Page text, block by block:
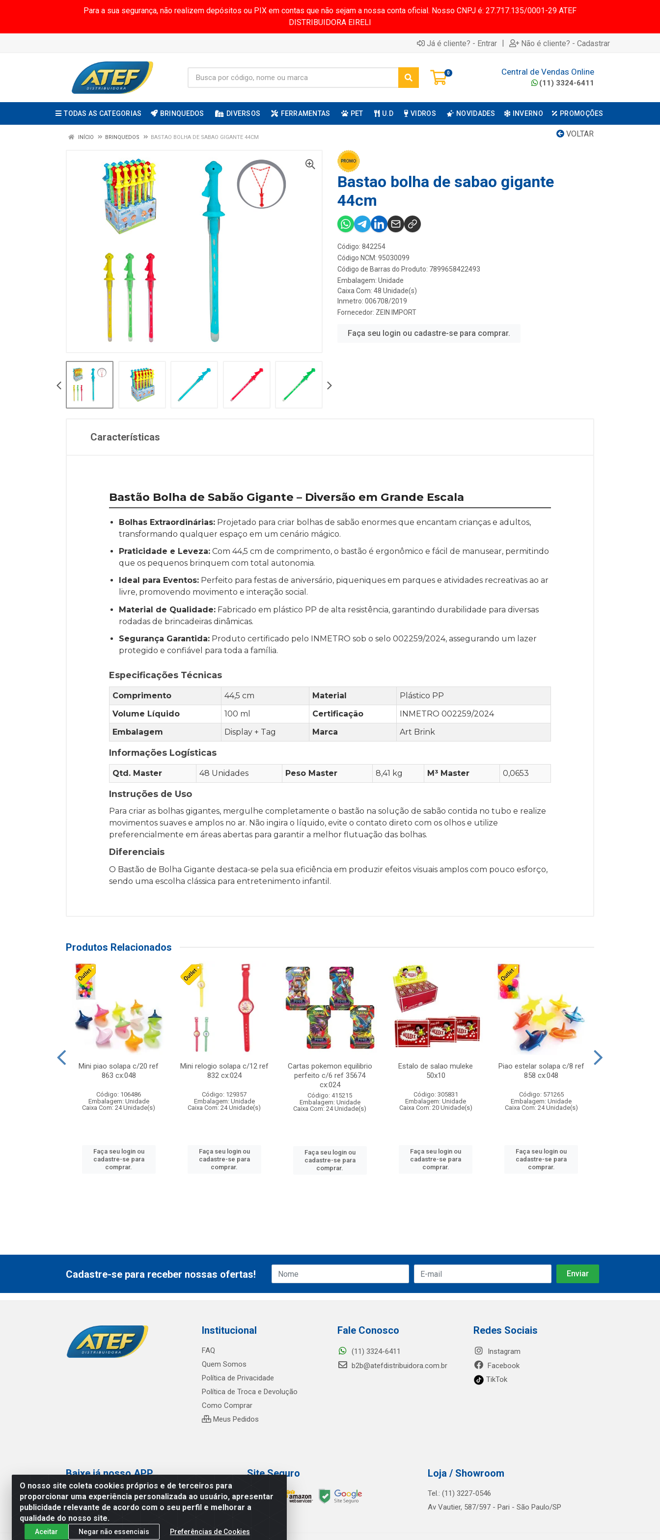
Para a sua segurança, não realizem depósitos ou PIX em contas que não sejam a nossa conta oficial. Nosso CNPJ é: 27.717.135/0001-29 ATEF
DISTRIBUIDORA EIRELI
Já é cliente? - Entrar | Não é cliente? - Cadastrar
0 Central de Vendas Online
(11) 3324-6411
TODAS AS CATEGORIAS BRINQUEDOS DIVERSOS FERRAMENTAS PET U.D VIDROS NOVIDADES INVERNO PROMOÇÕES
VOLTAR
INÍCIO BRINQUEDOS BASTAO BOLHA DE SABAO GIGANTE 44CM
Bastao bolha de sabao gigante
44cm
Código: 842254
Código NCM: 95030099
Código de Barras do Produto: 7899658422493
Embalagem: Unidade
Caixa Com: 48 Unidade(s)
Inmetro: 006708/2019
Fornecedor: ZEIN IMPORT
Faça seu login ou cadastre-se para comprar.
Características
Bastão Bolha de Sabão Gigante – Diversão em Grande Escala
Bolhas Extraordinárias: Projetado para criar bolhas de sabão enormes que encantam crianças e adultos,
transformando qualquer espaço em um cenário mágico.
Praticidade e Leveza: Com 44,5 cm de comprimento, o bastão é ergonômico e fácil de manusear, permitindo
que os pequenos brinquem com total autonomia.
Ideal para Eventos: Perfeito para festas de aniversário, piqueniques em parques e atividades recreativas ao ar
livre, promovendo movimento e interação social.
Material de Qualidade: Fabricado em plástico PP de alta resistência, garantindo durabilidade para diversas
rodadas de brincadeiras dinâmicas.
Segurança Garantida: Produto certificado pelo INMETRO sob o selo 002259/2024, assegurando um lazer
protegido e confiável para toda a família.
Especificações Técnicas
Comprimento 44,5 cm Material
Plástico PP
Volume Líquido
100 ml Certificação
INMETRO 002259/2024
Embalagem
Display + Tag Marca Art Brink
Informações Logísticas
Qtd. Master 48 Unidades Peso Master 8,41 kg M³ Master 0,0653
Instruções de Uso
Para criar as bolhas gigantes, mergulhe completamente o bastão na solução de sabão contida no tubo e realize
movimentos suaves e amplos no ar. Não ingira o líquido, evite o contato direto com os olhos e utilize
preferencialmente em áreas abertas para garantir a melhor flutuação das bolhas.
Diferenciais
O Bastão de Bolha Gigante destaca-se pela sua eficiência em produzir efeitos visuais amplos com pouco esforço,
sendo uma escolha clássica para entretenimento infantil.
Produtos Relacionados
Mini piao solapa c/20 ref
863 cx:048
Código: 106486
Embalagem: Unidade
Caixa Com: 24 Unidade(s)
Faça seu login ou
cadastre-se para
comprar.
Mini relogio solapa c/12 ref
832 cx:024
Código: 129357
Embalagem: Unidade
Caixa Com: 24 Unidade(s)
Faça seu login ou
cadastre-se para
comprar.
Cartas pokemon equilibrio
perfeito c/6 ref 35674
cx:024
Código: 415215
Embalagem: Unidade
Caixa Com: 24 Unidade(s)
Faça seu login ou
cadastre-se para
comprar.
Estalo de salao muleke
50x10
Código: 305831
Embalagem: Unidade
Caixa Com: 20 Unidade(s)
Faça seu login ou
cadastre-se para
comprar.
Piao estelar solapa c/8 ref
858 cx:048
Código: 571265
Embalagem: Unidade
Caixa Com: 24 Unidade(s)
Faça seu login ou
cadastre-se para
comprar.
O nosso site coleta cookies próprios e de terceiros para
proporcionar uma experiência personalizada ao usuário, apresentar
publicidade relevante de acordo com o seu perfil e melhorar a
qualidade do nosso site.
Aceitar Negar não essenciais Preferências de Cookies
Cadastre-se para receber nossas ofertas!
Institucional
FAQ
Quem Somos
Política de Privacidade
Política de Troca e Devolução
Como Comprar
Meus Pedidos
Fale Conosco
(11) 3324-6411
b2b@atefdistribuidora.com.br
Redes Sociais
Instagram
Facebook
TikTok
Baixe já nosso APP Site Seguro Loja / Showroom
Tel.: (11) 3227-0546
Av Vautier, 587/597 - Pari - São Paulo/SP